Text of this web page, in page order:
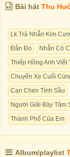
Bài hát Thu
Lk Trả Nhẫn Kim
Đắn Đo
Nhẫn Cỏ
Thiếp Hồng Anh Viết
Chuyến Xe Cuối
Cạn Chén Tình Sầu
Người Giãi Bày Tâm
Thành Phố Của Em
Album/playlist